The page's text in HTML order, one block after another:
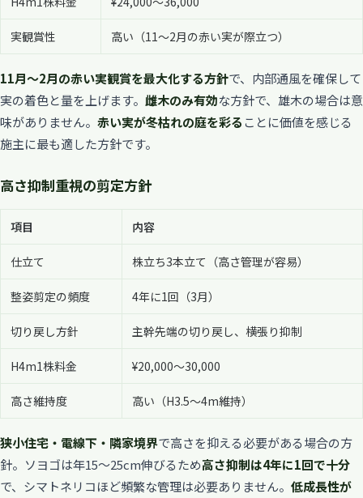
実観賞性 高い（11〜2月の赤い実が際立つ）
11月〜2月の赤い実観賞を最大化する方針で、内部通風を確保して
実の着色と量を上げます。 雌木のみ有効な方針で、雄木の場合は意
味がありません。 赤い実が冬枯れの庭を彩ることに価値を感じる
施主に最も適した方針です。
高さ抑制重視の剪定方針
項目 内容
仕立て 株立ち3本立て（高さ管理が容易）
整姿剪定の頻度 4年に1回（3月）
切り戻し方針 主幹先端の切り戻し、横張り抑制
H4m1株料金 ¥20,000〜30,000
高さ維持度 高い（H3.5〜4m維持）
狭小住宅・電線下・隣家境界で高さを抑える必要がある場合の方
針。ソヨゴは年15〜25cm伸びるため高さ抑制は4年に1回で十分
で、シマトネリコほど頻繁な管理は必要ありません。 低成長性が